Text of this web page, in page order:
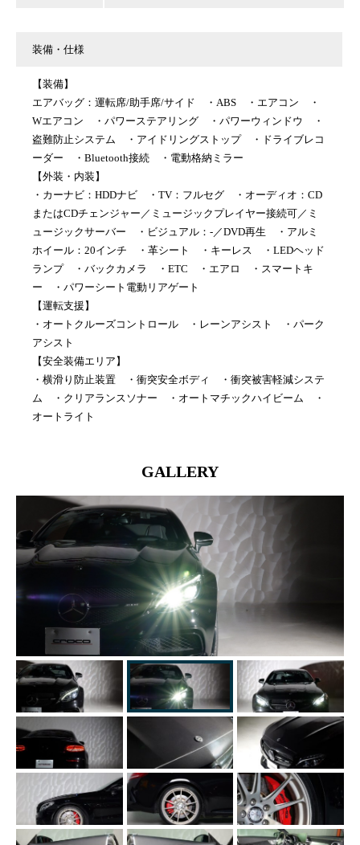
装備・仕様
【装備】
エアバッグ：運転席/助手席/サイド ・ABS ・エアコン ・
Wエアコン ・パワーステアリング ・パワーウィンドウ ・
盗難防止システム ・アイドリングストップ ・ドライブレコ
ーダー ・Bluetooth接続 ・電動格納ミラー
【外装・内装】
・カーナビ：HDDナビ ・TV：フルセグ ・オーディオ：CD
またはCDチェンジャー／ミュージックプレイヤー接続可／ミ
ュージックサーバー ・ビジュアル：-／DVD再生 ・アルミ
ホイール：20インチ ・革シート ・キーレス ・LEDヘッド
ランプ ・バックカメラ ・ETC ・エアロ ・スマートキ
ー ・パワーシート電動リアゲート
【運転支援】
・オートクルーズコントロール ・レーンアシスト ・パーク
アシスト
【安全装備エリア】
・横滑り防止装置 ・衝突安全ボディ ・衝突被害軽減システ
ム ・クリアランスソナー ・オートマチックハイビーム ・
オートライト
GALLERY